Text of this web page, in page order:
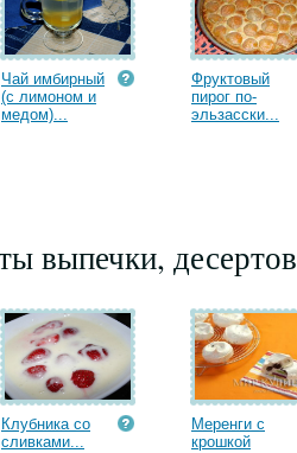
Чай имбирный
(с лимоном и
медом)...
Фруктовый
пирог по-
эльзасски...
выпечки, десертов
Клубника со
сливками...
Меренги с
крошкой